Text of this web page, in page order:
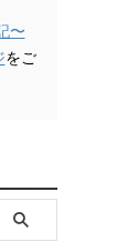
〜
をご